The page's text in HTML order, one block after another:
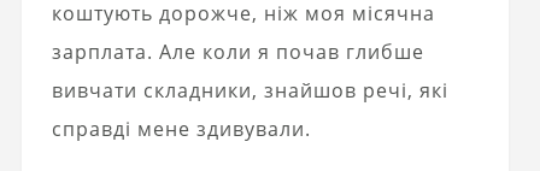
коштують дорожче, ніж моя місячна
зарплата. Але коли я почав глибше
вивчати складники, знайшов речі, які
справді мене здивували.